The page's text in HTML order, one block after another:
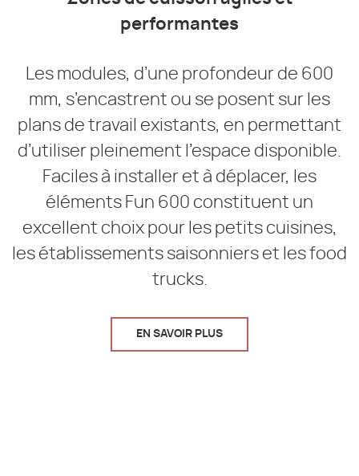
performantes
Les modules, d’une profondeur de 600
mm, s’encastrent ou se posent sur les
plans de travail existants, en permettant
d’utiliser pleinement l’espace disponible.
Faciles à installer et à déplacer, les
éléments Fun 600 constituent un
excellent choix pour les petits cuisines,
les établissements saisonniers et les food
trucks.
EN SAVOIR PLUS